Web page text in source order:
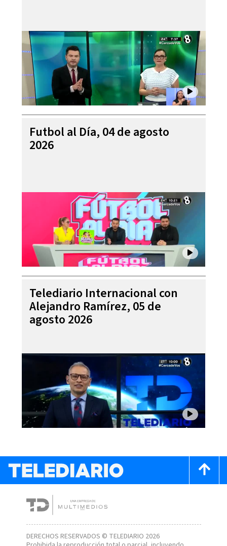
Futbol al Día, 04 de agosto
2026
Telediario Internacional con
Alejandro Ramírez, 05 de
agosto 2026
DERECHOS RESERVADOS © TELEDIARIO 2026